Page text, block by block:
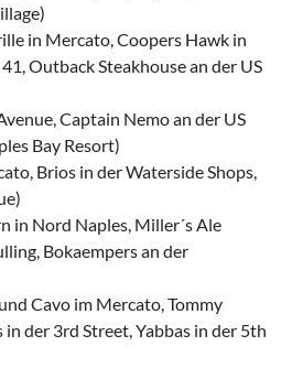
in Mercato, Coopers Hawk in
Outback Steakhouse an der US
Captain Nemo an der US
Bay Resort)
Brios in der Waterside Shops,
in Nord Naples, Miller´s Ale
Bokaempers an der
Cavo im Mercato, Tommy
der 3rd Street, Yabbas in der 5th